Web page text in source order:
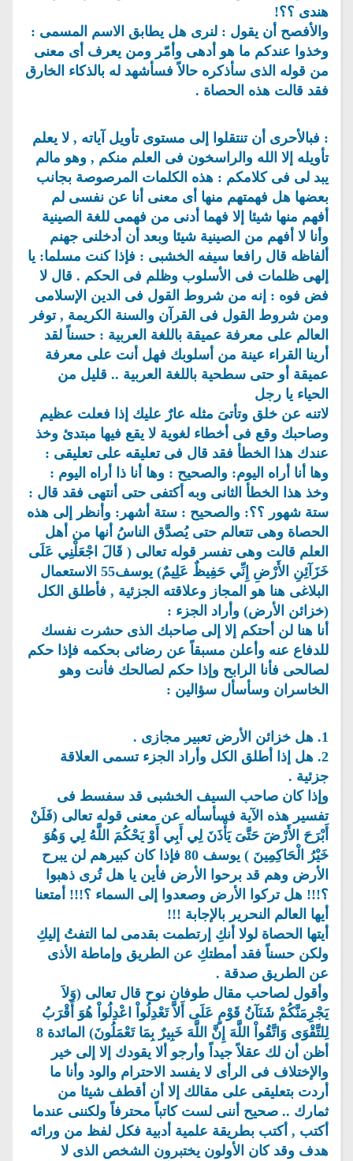
هندى ؟؟!
والأفصح أن يقول : لنرى هل يطابق الاسم المسمى :
وخذوا عندكم ما هو أدهى وأمّر ومن يعرف أى معنى
من قوله الذى سأذكره حالاً فسأشهد له بالذكاء الخارق
فقد قالت هذه الحصاة .
: فبالأحرى أن تنتقلوا إلى مستوى تأويل آياته , لا يعلم
تأويله إلا الله والراسخون فى العلم منكم , وهو مالم
يبد لى فى كلامكم : هذه الكلمات المرصوصة بجانب
بعضها هل فهمتهم منها أى معنى أنا عن نفسى لم
أفهم منها شيئا إلا فهما أدنى من فهمى للغة الصينية
وأنا لا أفهم من الصينية شيئا وبعد أن أدخلنى جهنم
ألفاظه قال رافعا سيفه الخشبى : فإذا كنت مسلما: يا
إلهى ظلمات فى الأسلوب وظلم فى الحكم . قال لا
فض فوه : إنه من شروط القول فى الدين الإسلامى
ومن شروط القول فى القرآن والسنة الكريمة , توفر
العالم على معرفة عميقة باللغة العربية : حسناً لقد
أرينا القراء عينة من أسلوبك فهل أنت على معرفة
عميقة أو حتى سطحية باللغة العربية .. قليل من
الحياء يا رجل
لاتنه عن خلق وتأتىَ مثله عارٌ عليك إذا فعلت عظيم
وصاحبك وقع فى أخطاء لغوية لا يقع فيها مبتدئ وخذ
عندك هذا الخطأ فقد قال فى تعليقه على تعليقى :
وها أنا أراه اليوم: والصحيح : وها أنا ذا أراه اليوم :
وخذ هذا الخطأ الثانى وبه أكتفى حتى أنتهى فقد قال :
ستة شهور ؟؟: والصحيح : ستة أشهر: وأنظر إلى هذه
الحصاة وهى تتعالم حتى يُصدَّق الناسُ أنها من أهل
العلم قالت وهى تفسر قوله تعالى ( قَالَ اجْعَلْنِي عَلَى
خَزَآئِنِ الأَرْضِ إِنِّي حَفِيظٌ عَلِيمٌ) يوسف55 الاستعمال
البلاغى هنا هو المجاز وعلاقته الجزئية , فأطلق الكل
(خزائن الأرض) وأراد الجزء :
أنا هنا لن أحتكم إلا إلى صاحبك الذى حشرت نفسك
للدفاع عنه وأعلن مسبقاً عن رضائى بحكمه فإذا حكم
لصالحى فأنا الرابح وإذا حكم لصالحك فأنت وهو
الخاسران وسأسأل سؤالين :
1. هل خزائن الأرض تعبير مجازى .
2. هل إذا أطلق الكل وأراد الجزء تسمى العلاقة
جزئية .
وإذا كان صاحب السيف الخشبى قد سفسط فى
تفسير هذه الآية فسأسأله عن معنى قوله تعالى (فَلَنْ
أَبْرَحَ الأَرْضَ حَتَّىَ يَأْذَنَ لِي أَبِي أَوْ يَحْكُمَ اللَّهُ لِي وَهُوَ
خَيْرُ الْحَاكِمِينَ ) يوسف 80 فإذا كان كبيرهم لن يبرح
الأرض وهم قد برحوا الأرض فأين يا هل تُرى ذهبوا
؟!!! هل تركوا الأرض وصعدوا إلى السماء ؟!!! أمتعنا
أيها العالم النحرير بالإجابة !!!
أيتها الحصاة لولا أنكِ إرتطمت بقدمى لما التفتُ إليكِ
ولكن حسناً فقد أمطتكِ عن الطريق وإماطة الأذى
عن الطريق صدقة .
وأقول لصاحب مقال طوفان نوح قال تعالى (وَلاَ
يَجْرِمَنَّكُمْ شَنَآنُ قَوْمٍ عَلَى أَلاَّ تَعْدِلُواْ اعْدِلُواْ هُوَ أَقْرَبُ
لِلتَّقْوَى وَاتَّقُواْ اللَّهَ إِنَّ اللَّهَ خَبِيرٌ بِمَا تَعْمَلُونَ) المائدة 8
أظن أن لك عقلاً جيداً وأرجو ألا يقودك إلا إلى خير
والإختلاف فى الرأى لا يفسد الاحترام والود وأنا ما
أردت بتعليقى على مقالك إلا أن أقطف شيئا من
ثمارك .. صحيح أننى لست كاتباً محترفاً ولكننى عندما
أكتب , أكتب بطريقة علمية أدبية فكل لفظ من ورائه
هدف وقد كان الأولون يختبرون الشخص الذى لا